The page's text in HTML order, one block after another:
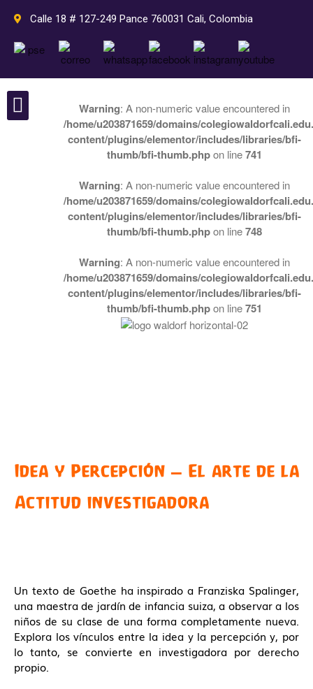
Inicio
Pedagogía
Plan de estudios Waldorf
Rudolf Steiner
Septenios
Colegio Waldorf Cali
Grados
Actividades
Instalaciones
Boletines
Érase una vez
Leer más
Calle 18 # 127-249 Pance 760031 Cali, Colombia
Warning: A non-numeric value encountered in
/home/u203871659/domains/
content/plugins/elementor/includes/libraries/bfi-
thumb/bfi-thumb.phpon line741
Warning: A non-numeric value encountered in
/home/u203871659/domains/
content/plugins/elementor/includes/libraries/bfi-
thumb/bfi-thumb.phpon line748
Warning: A non-numeric value encountered in
/home/u203871659/domains/
content/plugins/elementor/includes/libraries/bfi-
thumb/bfi-thumb.phpon line751
Idea y Percepción – El arte de la
Actitud investigadora
Un texto de Goethe ha inspirado a Franziska Spalinger,
una maestra de jardín de infancia suiza, a observar a los
niños de su clase de una forma completamente nueva.
Explora los vínculos entre la idea y la percepción y, por
lo tanto, se convierte en investigadora por derecho
propio.